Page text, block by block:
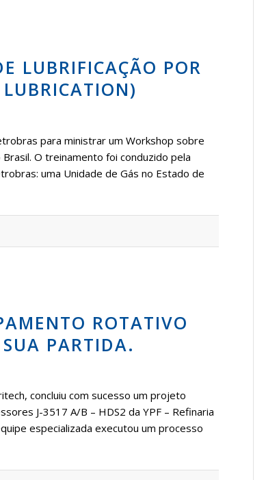
LUBRIFICAÇÃO POR
para ministrar um Workshop sobre
O treinamento foi conduzido pela
uma Unidade de Gás no Estado de
ROTATIVO
PARTIDA.
concluiu com sucesso um projeto
J-3517 A/B – HDS2 da YPF – Refinaria
especializada executou um processo